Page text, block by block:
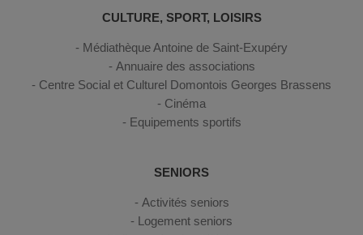
CULTURE, SPORT, LOISIRS
Médiathèque Antoine de Saint-Exupéry
Annuaire des associations
Centre Social et Culturel Domontois Georges Brassens
Cinéma
Equipements sportifs
SENIORS
Activités seniors
Logement seniors